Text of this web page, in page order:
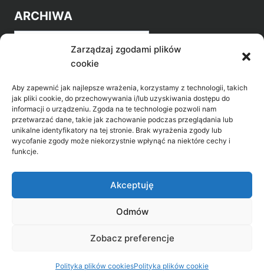
Zarządzaj zgodami plików
cookie
Aby zapewnić jak najlepsze wrażenia, korzystamy z technologii, takich
jak pliki cookie, do przechowywania i/lub uzyskiwania dostępu do
informacji o urządzeniu. Zgoda na te technologie pozwoli nam
przetwarzać dane, takie jak zachowanie podczas przeglądania lub
unikalne identyfikatory na tej stronie. Brak wyrażenia zgody lub
wycofanie zgody może niekorzystnie wpłynąć na niektóre cechy i
funkcje.
Akceptuję
Odmów
Zobacz preferencje
Polityka plików cookiesPolityka plików cookie
ARCHIWA
Archiwa
POZNAJ LEPIEJ NASZ REGION
>Gołdap Mazurski Zdrój
31, 19-500 Gołdap